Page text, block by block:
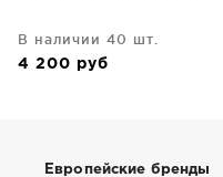
В наличии 40 шт.
4 200 руб
Европейские бренды